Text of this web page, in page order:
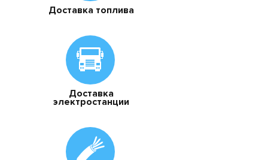
Доставка топлива
Доставка
электростанции